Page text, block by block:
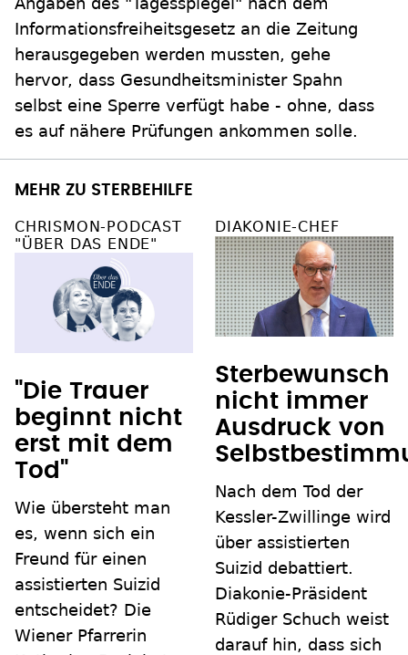
Informationsfreiheitsgesetz an die Zeitung
herausgegeben werden mussten, gehe
hervor, dass Gesundheitsminister Spahn
selbst eine Sperre verfügt habe - ohne, dass
es auf nähere Prüfungen ankommen solle.
MEHR ZU STERBEHILFE
CHRISMON-PODCAST
"ÜBER DAS ENDE"
"Die Trauer
beginnt nicht
erst mit dem
Tod"
Wie übersteht man
es, wenn sich ein
Freund für einen
assistierten Suizid
entscheidet? Die
Wiener Pfarrerin
DIAKONIE-CHEF
Sterbewunsch
nicht immer
Ausdruck von
Nach dem Tod der
Kessler-Zwillinge wird
über assistierten
Suizid debattiert.
Diakonie-Präsident
Rüdiger Schuch weist
darauf hin, dass sich